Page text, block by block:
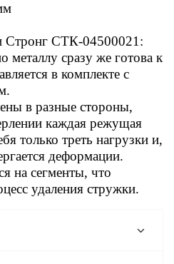
Стронг СТК-04500021:
металлу сразу же готова к
в комплекте с
в разные стороны,
каждая режущая
только треть нагрузки и,
деформации.
на сегменты, что
удаления стружки.